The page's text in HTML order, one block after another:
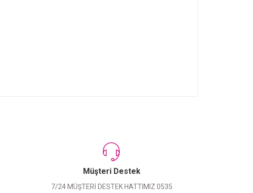
Müşteri Destek
7/24 MÜŞTERİ DESTEK HATTIMIZ 0535